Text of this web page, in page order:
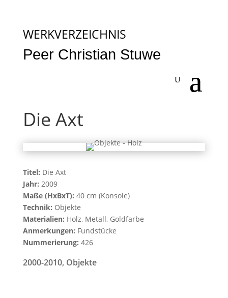
WERKVERZEICHNIS
Peer Christian Stuwe
Die Axt
Titel: Die Axt
Jahr: 2009
Maße (HxBxT): 40 cm (Konsole)
Technik: Objekte
Materialien: Holz, Metall, Goldfarbe
Anmerkungen: Fundstücke
Nummerierung: 426
2000-2010, Objekte